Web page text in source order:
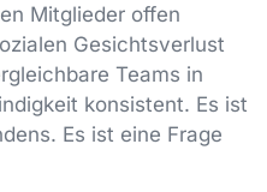
Mitglieder offen
Gesichtsverlust
Teams in
konsistent. Es ist
Es ist eine Frage